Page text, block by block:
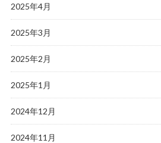
2025年4月
2025年3月
2025年2月
2025年1月
2024年12月
2024年11月